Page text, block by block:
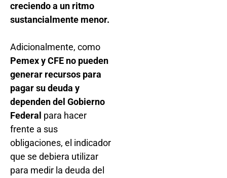
creciendo a un ritmo
sustancialmente menor.
Adicionalmente, como
Pemex y CFE no pueden
generar recursos para
pagar su deuda y
dependen del Gobierno
Federal para hacer
frente a sus
obligaciones, el indicador
que se debiera utilizar
para medir la deuda del